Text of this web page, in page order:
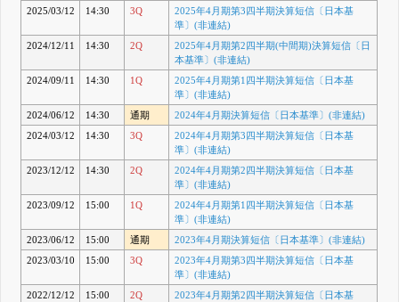
2025/03/12
14:30 3Q
2025年4月期第3四半期決算短信〔日本基
準〕(非連結)
2024/12/11
14:30 2Q
2025年4月期第2四半期(中間期)決算短信〔日
本基準〕(非連結)
2024/09/11
14:30 1Q
2025年4月期第1四半期決算短信〔日本基
準〕(非連結)
2024/06/12
14:30 通期
2024年4月期決算短信〔日本基準〕(非連結)
2024/03/12
14:30 3Q
2024年4月期第3四半期決算短信〔日本基
準〕(非連結)
2023/12/12
14:30 2Q
2024年4月期第2四半期決算短信〔日本基
準〕(非連結)
2023/09/12
15:00 1Q
2024年4月期第1四半期決算短信〔日本基
準〕(非連結)
2023/06/12
15:00 通期
2023年4月期決算短信〔日本基準〕(非連結)
2023/03/10
15:00 3Q
2023年4月期第3四半期決算短信〔日本基
準〕(非連結)
2022/12/12
15:00 2Q
2023年4月期第2四半期決算短信〔日本基